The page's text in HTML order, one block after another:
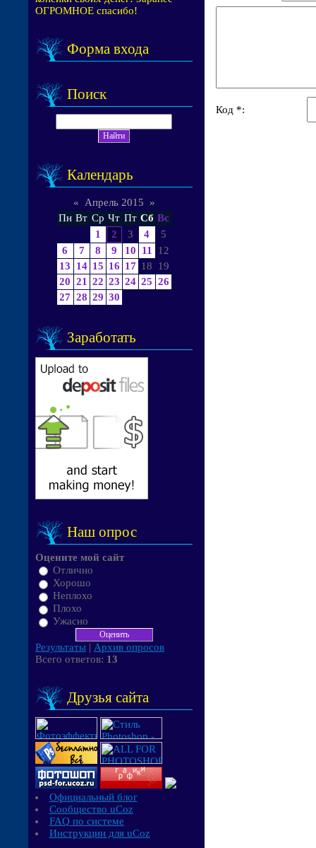
ОГРОМНОЕ спасибо!
Форма входа
Поиск
Календарь
« Апрель 2015
»
Пн Вт Ср Чт Пт Сб Вс
1
2 3 4
5
6
7 8 9 10 11
12
13
14 15 16 17 18
19
20 21 22 23 24 25 26
27 28 29 30
Заработать
Наш опрос
Оцените мой сайт
Отлично
Хорошо
Неплохо
Плохо
Ужасно
Результаты | Архив опросов
Всего ответов: 13
Друзья сайта
Официальный блог
Сообщество uCoz
FAQ по системе
Инструкции для uCoz
Код *: